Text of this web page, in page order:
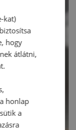
kat)
hogy
átlátni,
honlap
a